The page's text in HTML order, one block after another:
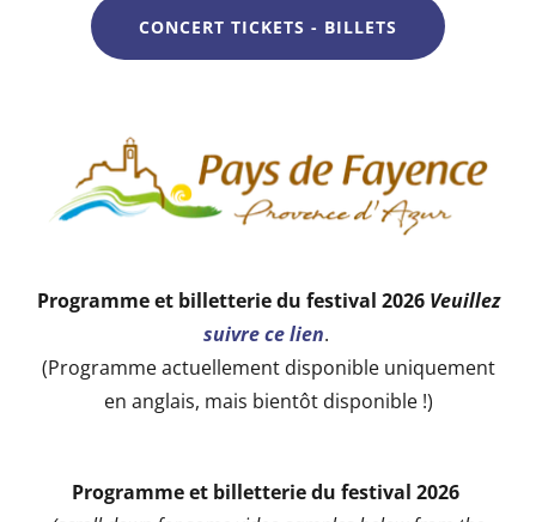
CONCERT TICKETS - BILLETS
Programme et billetterie du festival 2026 Veuillez
suivre ce lien.
(Programme actuellement disponible uniquement
en anglais, mais bientôt disponible !)
Programme et billetterie du festival 2026